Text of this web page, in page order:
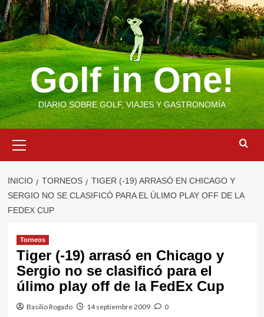
Saltar
al
contenido
Golf in One!
DIARIO SOBRE GOLF, VIAJES Y GASTRONOMÍA
primario
INICIO TORNEOS
TIGER (-19) ARRASÓ EN CHICAGO Y
SERGIO NO SE CLASIFICÓ PARA EL ÚLIMO PLAY OFF DE LA
FEDEX CUP
Torneos
Tiger (-19) arrasó en Chicago y
Sergio no se clasificó para el
úlimo play off de la FedEx Cup
Basilio Rogado 14 septiembre 2009 0